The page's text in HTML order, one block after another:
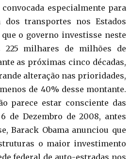
especialmente para
dos transportes nos Estados
o governo investisse neste
225 milhares de milhões de
as próximas cinco décadas,
alteração nas prioridades,
de 40% desse montante.
parece estar consciente das
de Dezembro de 2008, antes
Barack Obama anunciou que
o maior investimento